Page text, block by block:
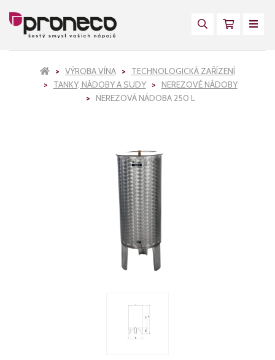
VÝROBA VÍNA
TECHNOLOGICKÁ ZAŘÍZENÍ
TANKY, NÁDOBY A SUDY
NEREZOVÉ NÁDOBY
NEREZOVÁ NÁDOBA 250 L